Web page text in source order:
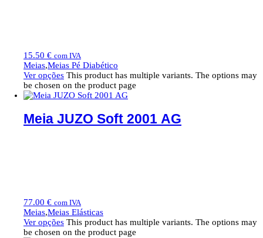
15.50 € com IVA
Meias,Meias Pé Diabético
Ver opções This product has multiple variants. The options may
be chosen on the product page
Meia JUZO Soft 2001 AG
77.00 € com IVA
Meias,Meias Elásticas
Ver opções This product has multiple variants. The options may
be chosen on the product page